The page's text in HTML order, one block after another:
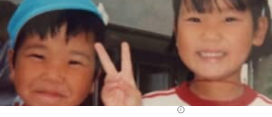
TOP
エンタメ クイズ
グルメ
住まい
動物 リサーチ